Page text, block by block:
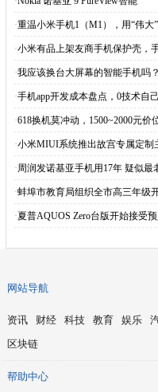
·重温小米手机1（M1），用“伟大
·小米有品上架友商手机保护壳，
·我应该换台大屏幕的智能手机吗？
·手机app开发成本盘点，0技术自
·618换机莫冲动，1500~2000元价
·小米MIUI系统推出故宫专属定制
·周润发诺基亚手机用17年 疑似最
·蚌埠市教育局组织全市高三年级
·夏普AQUOS Zero台版开始接受
网站导航
资讯 财经 科技 教育 娱乐
区块链
帮助中心